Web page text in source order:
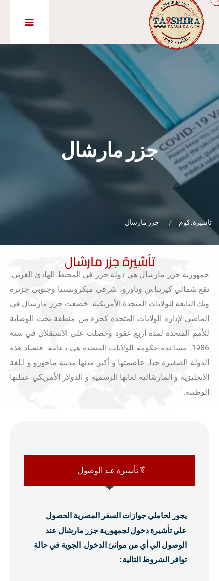
جزر مارشال
تاشيرة.كوم جزر مارشال
تأشيرة جزر مارشال
جمهورية جزر مارشال هي دولة جزر في المحيط الهادئ الغربي.
تقع شمالي كيريباس وناورو، شرقي ميكرونيسيا وجنوبي جزيرة
ويك التابعة للولايات المتحدة الأمريكية. خضعت جزر مارشال في
الماضي لإدارة الولايات المتحدة كجزء من منطقة تحت الوصاية
للأمم المتحدة لمدة أربع عقود وحصلت على الاستقلال في سنة
1986. مساعدة حكومة الولايات المتحدة هي دعامة اقتصاد هذه
الدولة الصغيرة جدا. عاصمتها و أكبر مدنها مدينة ماجورو و اللغة
الانجليزية و المارشالية لغاتها الرسمية و الدولار الأمريكي عملتها
الوطنية.
تأشيرة عند الوصول
يجوز لحاملي جوازات السفر المصرية الحصول
علي تأشيرة دخول لجمهورية جزر مارشال عند
الوصول الي أي من موانئالدخول الجوية في حالة
توافر الشروط التالية: